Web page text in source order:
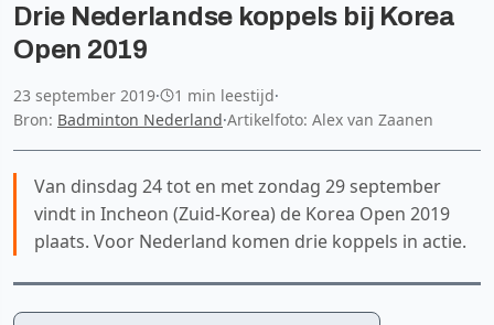
Drie Nederlandse koppels bij Korea
Open 2019
23 september 2019· 1 min leestijd·
Bron: Badminton Nederland·Artikelfoto: Alex van Zaanen
Van dinsdag 24 tot en met zondag 29 september
vindt in Incheon (Zuid-Korea) de Korea Open 2019
plaats. Voor Nederland komen drie koppels in actie.